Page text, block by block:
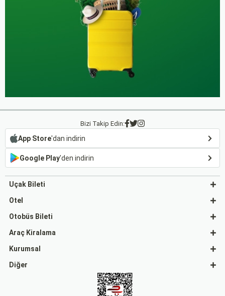
Bizi Takip Edin:
App Store'dan indirin
Google Play'den indirin
Uçak Bileti
Otel
Otobüs Bileti
Araç Kiralama
Kurumsal
Diğer